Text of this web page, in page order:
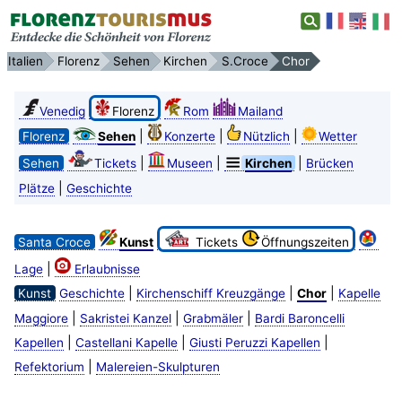
Italien Florenz Sehen Kirchen S.Croce Chor
Venedig Florenz Rom
Mailand
Florenz
Sehen| Konzerte| Nützlich
Wetter
Sehen
Tickets| Museen Kirchen
Brücken
Plätze| Geschichte
Santa Croce Kunst Tickets
Öffnungszeiten
Lage|
Erlaubnisse
Kunst Geschichte| Kirchenschiff Kreuzgänge| Chor|
Kapelle
Maggiore| Sakristei Kanzel| Grabmäler|
Bardi Baroncelli
Kapellen
Castellani Kapelle| Giusti Peruzzi Kapellen
Refektorium Malereien-Skulpturen